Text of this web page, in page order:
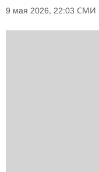
9 мая 2026, 22:03 СМИ